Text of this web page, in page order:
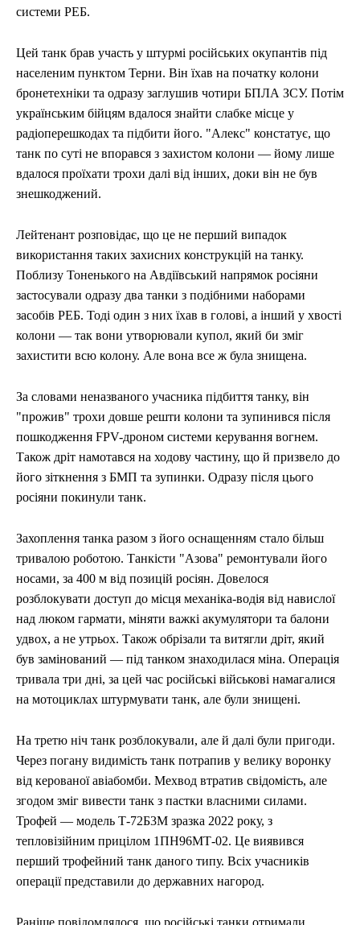
системи РЕБ.
Цей танк брав участь у штурмі російських окупантів під
населеним пунктом Терни. Він їхав на початку колони
бронетехніки та одразу заглушив чотири БПЛА ЗСУ. Потім
українським бійцям вдалося знайти слабке місце у
радіоперешкодах та підбити його. "Алекс" констатує, що
танк по суті не впорався з захистом колони — йому лише
вдалося проїхати трохи далі від інших, доки він не був
знешкоджений.
Лейтенант розповідає, що це не перший випадок
використання таких захисних конструкцій на танку.
Поблизу Тоненького на Авдіївський напрямок росіяни
застосували одразу два танки з подібними наборами
засобів РЕБ. Тоді один з них їхав в голові, а інший у хвості
колони — так вони утворювали купол, який би зміг
захистити всю колону. Але вона все ж була знищена.
За словами неназваного учасника підбиття танку, він
"прожив" трохи довше решти колони та зупинився після
пошкодження FPV-дроном системи керування вогнем.
Також дріт намотався на ходову частину, що й призвело до
його зіткнення з БМП та зупинки. Одразу після цього
росіяни покинули танк.
Захоплення танка разом з його оснащенням стало більш
тривалою роботою. Танкісти "Азова" ремонтували його
носами, за 400 м від позицій росіян. Довелося
розблокувати доступ до місця механіка-водія від навислої
над люком гармати, міняти важкі акумулятори та балони
удвох, а не утрьох. Також обрізали та витягли дріт, який
був замінований — під танком знаходилася міна. Операція
тривала три дні, за цей час російські військові намагалися
на мотоциклах штурмувати танк, але були знищені.
На третю ніч танк розблокували, але й далі були пригоди.
Через погану видимість танк потрапив у велику воронку
від керованої авіабомби. Мехвод втратив свідомість, але
згодом зміг вивести танк з пастки власними силами.
Трофей — модель Т-72Б3М зразка 2022 року, з
тепловізійним прицілом 1ПН96МТ-02. Це виявився
перший трофейний танк даного типу. Всіх учасників
операції представили до державних нагород.